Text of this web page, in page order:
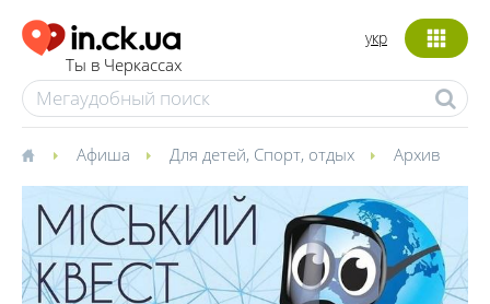
Ты в Черкассах
укр
Афиша Для детей, Спорт, отдых Архив